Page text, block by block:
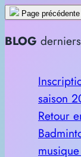
Page précédente
BLOG
saison
Retour